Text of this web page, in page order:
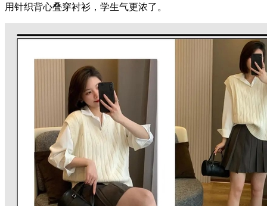
用针织背心叠穿衬衫，学生气更浓了。